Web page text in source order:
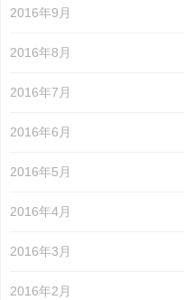
2016年9月
2016年8月
2016年7月
2016年6月
2016年5月
2016年4月
2016年3月
2016年2月